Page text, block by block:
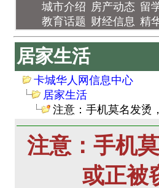
城市介绍 房产动态 留
教育话题 财经信息 精
居家生活
卡城华人网信息中心
居家生活
注意：手机莫名发烫
注意：手机
或正被